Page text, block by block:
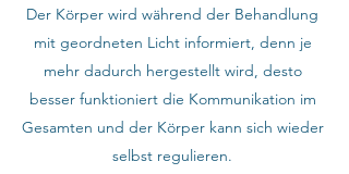
Der Körper wird während der Behandlung
mit geordneten Licht informiert, denn je
mehr dadurch hergestellt wird, desto
besser funktioniert die Kommunikation im
Gesamten und der Körper kann sich wieder
selbst regulieren.